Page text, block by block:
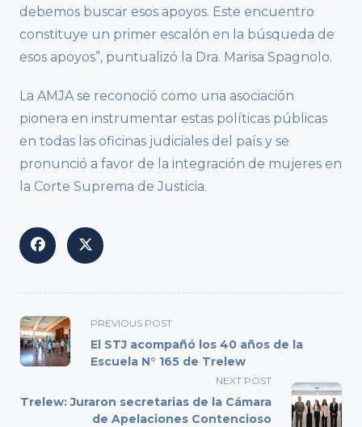
debemos buscar esos apoyos. Este encuentro
constituye un primer escalón en la búsqueda de
esos apoyos”, puntualizó la Dra. Marisa Spagnolo.
La AMJA se reconoció como una asociación
pionera en instrumentar estas políticas públicas
en todas las oficinas judiciales del país y se
pronunció a favor de la integración de mujeres en
la Corte Suprema de Justicia.
<span
class="nav-
subtitle
reader-
text">Page</span>
PREVIOUS POST
El STJ acompañó los 40 años de la
Escuela N° 165 de Trelew
NEXT POST
Trelew: Juraron secretarias de la Cámara
de Apelaciones Contencioso